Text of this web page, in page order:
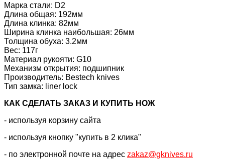
Марка стали: D2
Длина общая: 192мм
Длина клинка: 82мм
Ширина клинка наибольшая: 26мм
Толщина обуха: 3.2мм
Вес: 117г
Материал рукояти: G10
Механизм открытия: подшипник
Производитель: Bestech knives
Тип замка: liner lock
КАК CДЕЛАТЬ ЗАКАЗ И КУПИТЬ НОЖ
- используя корзину сайта
- используя кнопку "купить в 2 клика"
- по электронной почте на адрес zakaz@gknives.ru